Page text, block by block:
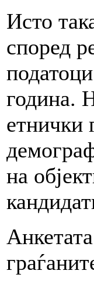
Исто
според
година.
етнички
на